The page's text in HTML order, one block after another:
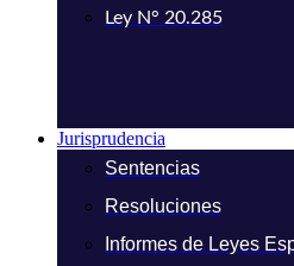
Ley N° 20.285
Jurisprudencia
Sentencias
Resoluciones
Informes de Leyes